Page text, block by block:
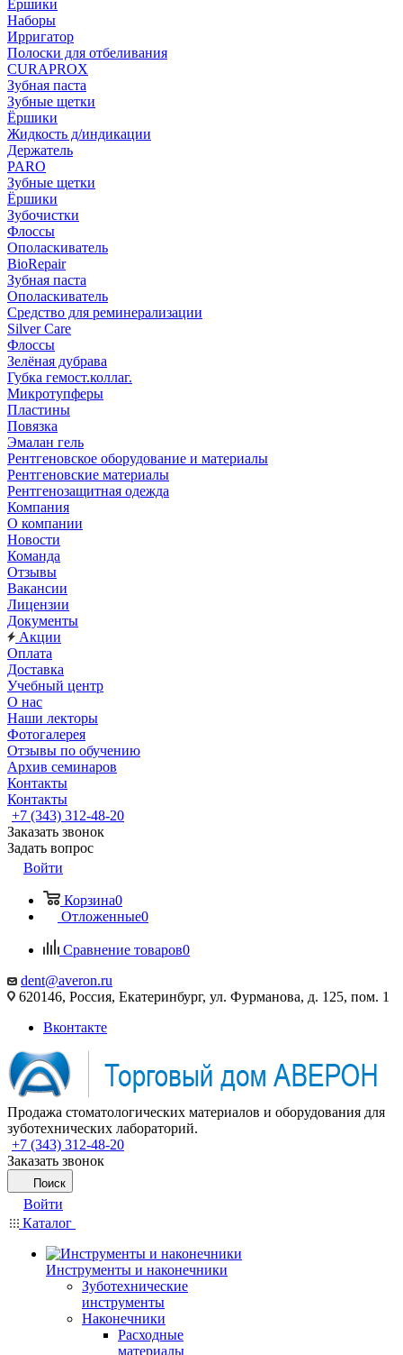
Ёршики
Наборы
Ирригатор
Полоски для отбеливания
CURAPROX
Зубная паста
Зубные щетки
Ёршики
Жидкость д/индикации
Держатель
PARO
Зубные щетки
Ёршики
Зубочистки
Флоссы
Ополаскиватель
BioRepair
Зубная паста
Ополаскиватель
Средство для реминерализации
Silver Care
Флоссы
Зелёная дубрава
Губка гемост.коллаг.
Микротупферы
Пластины
Повязка
Эмалан гель
Рентгеновское оборудование и материалы
Рентгеновские материалы
Рентгенозащитная одежда
Компания
О компании
Новости
Команда
Отзывы
Вакансии
Лицензии
Документы
Акции
Оплата
Доставка
Учебный центр
О нас
Наши лекторы
Фотогалерея
Отзывы по обучению
Архив семинаров
Контакты
Контакты
+7 (343) 312-48-20
Заказать звонок
Задать вопрос
Войти
Корзина0
Отложенные0
Сравнение товаров0
dent@averon.ru
620146, Россия, Екатеринбург, ул. Фурманова, д. 125, пом. 1
Вконтакте
Продажа стоматологических материалов и оборудования для
зуботехнических лабораторий.
+7 (343) 312-48-20
Заказать звонок
Поиск
Войти
Каталог
Инструменты и наконечники
Зуботехнические
инструменты
Наконечники
Расходные
материалы